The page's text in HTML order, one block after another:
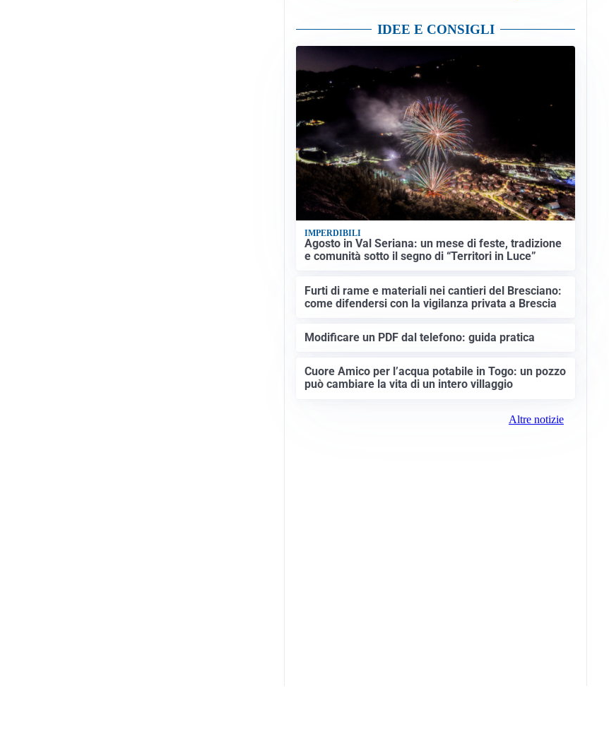
IDEE E CONSIGLI
IMPERDIBILI
Agosto in Val Seriana: un mese di feste, tradizione
e comunità sotto il segno di “Territori in Luce”
Furti di rame e materiali nei cantieri del Bresciano:
come difendersi con la vigilanza privata a Brescia
Modificare un PDF dal telefono: guida pratica
Cuore Amico per l’acqua potabile in Togo: un pozzo
può cambiare la vita di un intero villaggio
Altre notizie